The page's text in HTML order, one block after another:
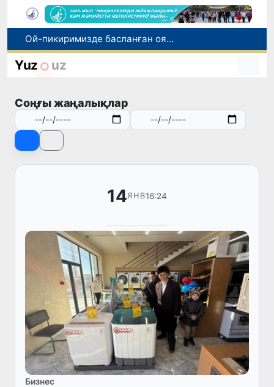
Ой-пикиримизде басланған ояныў жоқары шеклерге жетеклеп атыр
Өзбекстан мал гөши импортын арттырды: Ҳиндстан ҳәм Беларусь тийкарғы жеткерип бериўшилерге айланды
Өзбекстан ўәкиллери көркем гимнастика бойынша жәҳән чемпионатында қатнасады
Yuz uz
Соңғы жаңалықлар
14ЯНВ16:24
Бизнес